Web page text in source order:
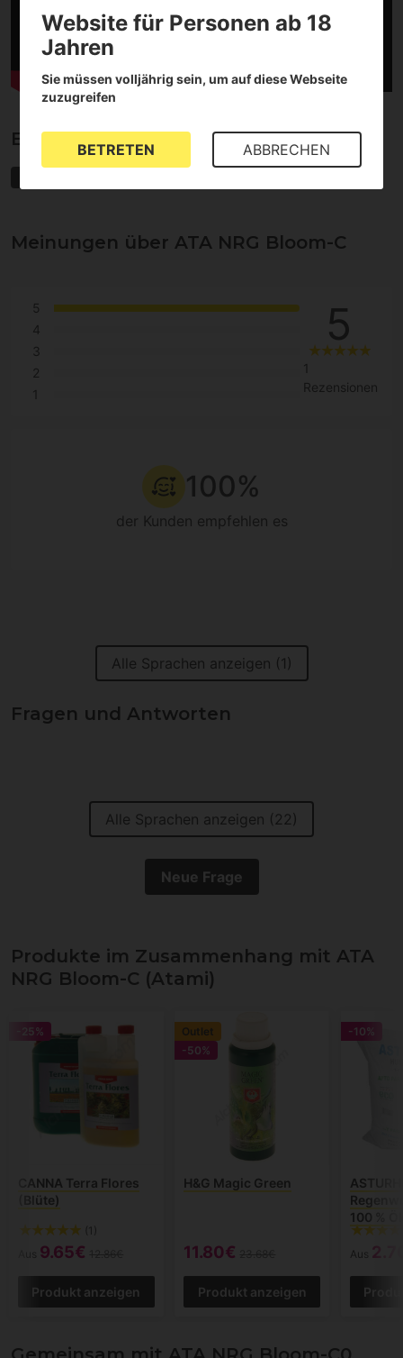
Eigenschaften von ATA NRG Bloom-C
Meinungen über ATA NRG Bloom-C
5
4
3
2
1
5
1
Rezensionen
100%
der Kunden empfehlen es
Alle Sprachen anzeigen (1)
Fragen und Antworten
Alle Sprachen anzeigen (22)
Neue Frage
Produkte im Zusammenhang mit ATA
NRG Bloom-C (Atami)
-25%
CANNA Terra Flores
(Blüte)
(1)
9.65€
Produkt anzeigen
Outlet
-50%
H&G Magic Green
11.80€
Produkt anzeigen
-10%
100 %
Aus
Website für Personen ab 18
Jahren
Sie müssen volljährig sein, um auf diese Webseite
zuzugreifen
BETRETEN ABBRECHEN